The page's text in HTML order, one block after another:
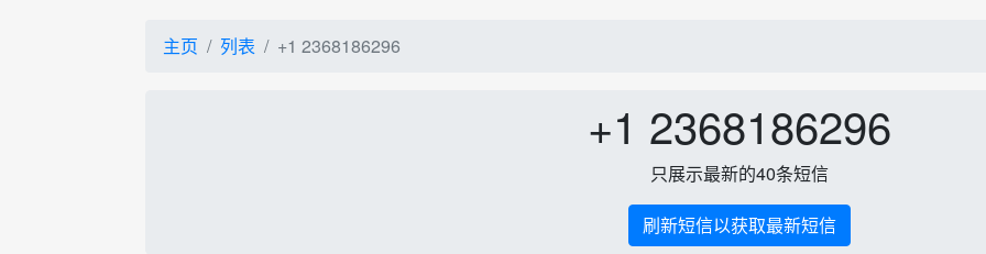
主页 列表 +1 2368186296
+1 2368186296
只展示最新的40条短信
刷新短信以获取最新短信